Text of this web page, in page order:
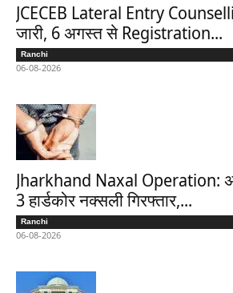
JCECEB Lateral Entry
जारी, 6 अगस्त से Registration...
Ranchi
06-08-2026
Jharkhand Naxal Operation:
3 हार्डकोर नक्सली गिरफ्तार,...
Ranchi
06-08-2026